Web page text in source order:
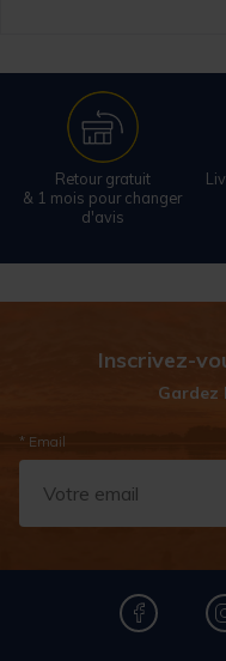
Retour gratuit
& 1 mois pour changer
d'avis
Inscrivez-
Gardez
* Email